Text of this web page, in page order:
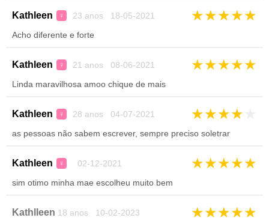
Kathleen ♀ 23 anos 18-05-2021 ★★★★★
Acho diferente e forte
Kathleen ♀ 21 anos 08-06-2021 ★★★★★
Linda maravilhosa amoo chique de mais
Kathleen ♀ 28 anos 04-07-2021 ★★★★
as pessoas não sabem escrever, sempre preciso soletrar
Kathleen ♀ 02-12-2021 ★★★★★
sim otimo minha mae escolheu muito bem
Kathlleen 18 anos 10-02-2023 ★★★★★